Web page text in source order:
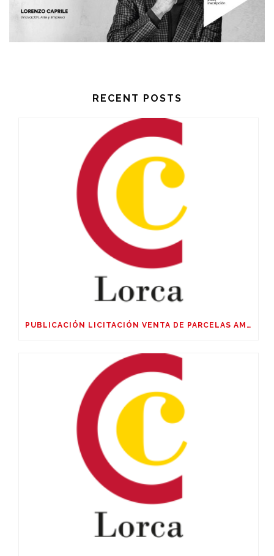
RECENT POSTS
PUBLICACIÓN LICITACIÓN VENTA DE PARCELAS AMPLIACIÓN SUR POLIGÓNO SAPRELORCA